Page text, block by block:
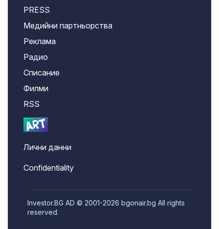
PRESS
Медийни партньорства
Реклама
Радио
Списание
Филми
RSS
Лични данни
Confidentiality
Investor.BG AD © 2001-2026 bgonair.bg All rights
reserved.